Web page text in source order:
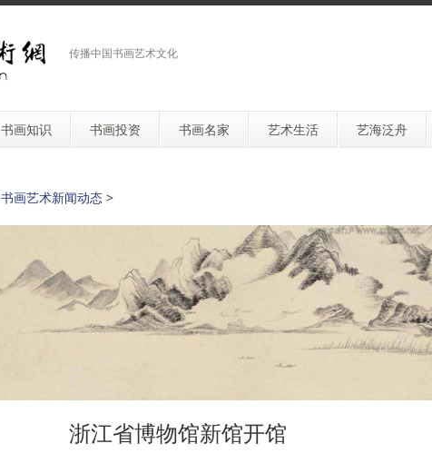
传播中国书画艺术文化
书画知识 书画投资 书画名家 艺术生活 艺海泛舟
书画艺术新闻动态 >
浙江省博物馆新馆开馆